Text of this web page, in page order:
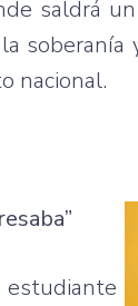
saldrá un
soberanía
nacional.
estudiante